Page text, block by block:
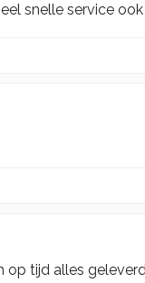
snelle service ook
op tijd alles